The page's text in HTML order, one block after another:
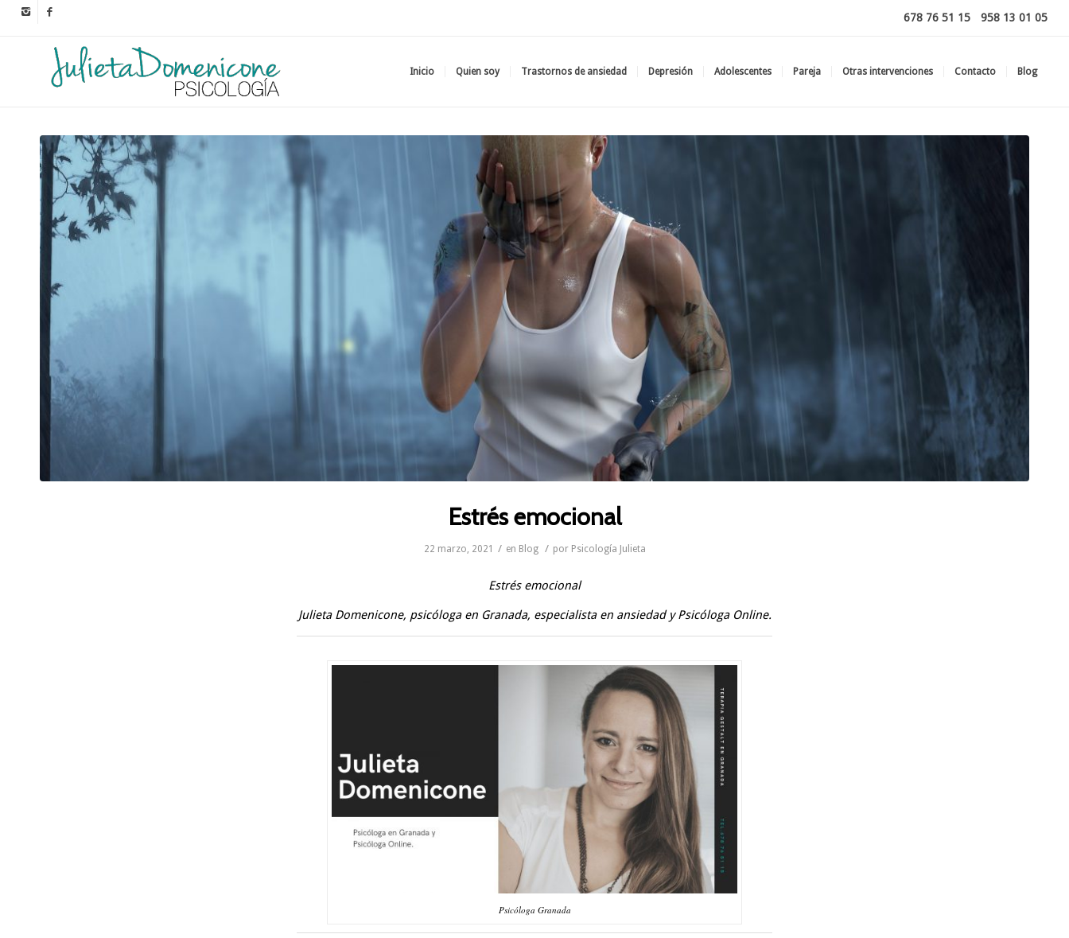
678 76 51 15 -958 13 01 05
Inicio Quien soy Trastornos de ansiedad Depresión Adolescentes Pareja Otras intervenciones Contacto Blog
Estrés emocional
22 marzo, 2021 / en Blog / por Psicología Julieta
Estrés emocional
Julieta Domenicone, psicóloga en Granada, especialista en ansiedadyPsicóloga Online.
Psicóloga Granada